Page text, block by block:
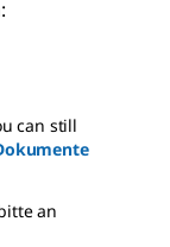
can still
an